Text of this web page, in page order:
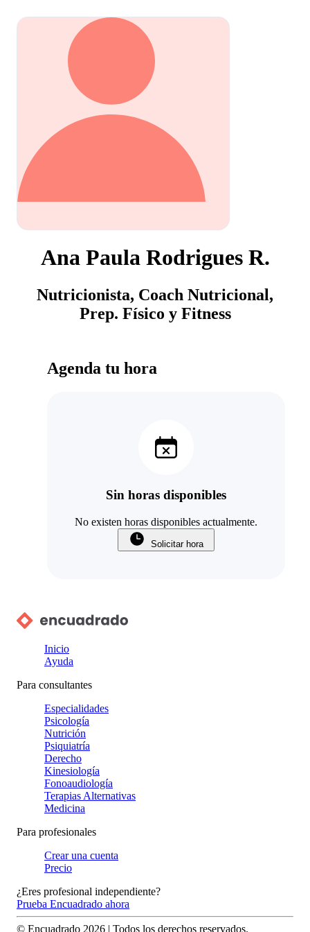
Ana Paula Rodrigues R.
Nutricionista, Coach Nutricional,
Prep. Físico y Fitness
Agenda tu hora
Sin horas disponibles
No existen horas disponibles actualmente.
Solicitar hora
Inicio
Ayuda
Para consultantes
Especialidades
Psicología
Nutrición
Psiquiatría
Derecho
Kinesiología
Fonoaudiología
Terapias Alternativas
Medicina
Para profesionales
Crear una cuenta
Precio
¿Eres profesional independiente?
Prueba Encuadrado ahora
© Encuadrado 2026 | Todos los derechos reservados.